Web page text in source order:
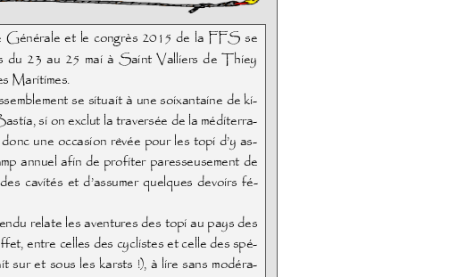
Générale et le congrès 2015 de la FFS se
du 23 au 25 mai à Saint Valliers de Thiey
Maritimes.
se situait à une soixantaine de ki-
si on exclut la traversée de la méditerra-
une occasion rêvée pour les topi d’y as-
annuel afin de profiter paresseusement de
cavités et d’assumer quelques devoirs fé-
relate les aventures des topi au pays des
entre celles des cyclistes et celle des spé-
sur et sous les karsts !), à lire sans modéra-